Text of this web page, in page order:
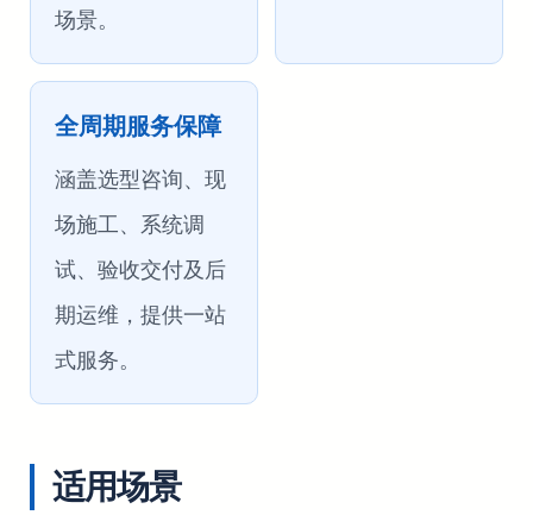
场景。
全周期服务保障
涵盖选型咨询、现
场施工、系统调
试、验收交付及后
期运维，提供一站
式服务。
适用场景